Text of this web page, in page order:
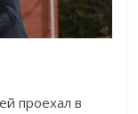
проехал в